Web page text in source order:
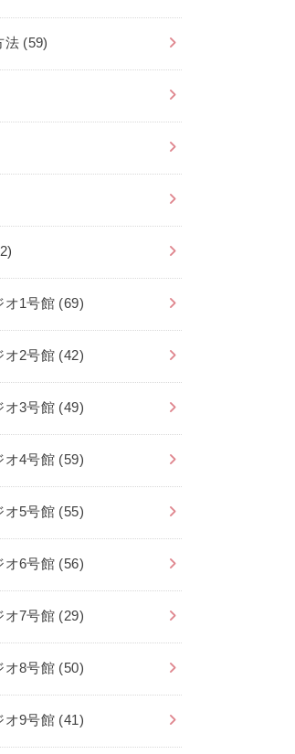
法 (59)
オ1号館 (69)
オ2号館 (42)
オ3号館 (49)
オ4号館 (59)
オ5号館 (55)
オ6号館 (56)
オ7号館 (29)
オ8号館 (50)
オ9号館 (41)